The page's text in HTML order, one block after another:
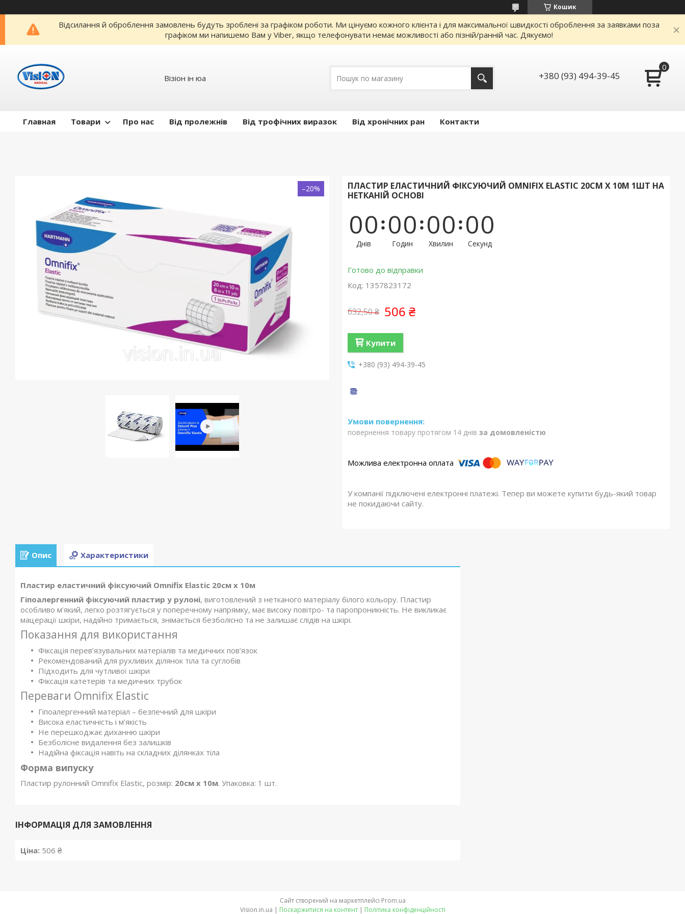
Кошик
Відсилання й оброблення замовлень будуть зроблені за графіком роботи. Ми цінуємо кожного клієнта і для максимальної швидкості оброблення за заявками поза
графіком ми напишемо Вам у Viber, якщо телефонувати немає можливості або пізній/ранній час. Дякуємо!
Візіон ін юа +380 (93) 494-39-45
Главная Товари Про нас Від пролежнів Від трофічних виразок Від хронічних ран Контакти
–20%
ПЛАСТИР ЕЛАСТИЧНИЙ ФІКСУЮЧИЙ OMNIFIX ELASTIC 20СМ Х 10М 1ШТ НА
НЕТКАНІЙ ОСНОВІ
00
Днів
00
Годин
00
Хвилин
00
Секунд
Готово до відправки
Код: 1357823172
632,50 ₴ 506 ₴
Купити
+380 (93) 494-39-45
повернення товару протягом 14 днів за домовленістю
У компанії підключені електронні платежі. Тепер ви можете купити будь-який товар
не покидаючи сайту.
Опис Характеристики
Пластир еластичний фіксуючий Omnifix Elastic 20см х 10м
Гіпоалергенний фіксуючий пластир у рулоні, виготовлений з нетканого матеріалу білого кольору. Пластир
особливо м’який, легко розтягується у поперечному напрямку, має високу повітро- та паропроникність. Не викликає
мацерації шкіри, надійно тримається, знімається безболісно та не залишає слідів на шкірі.
Показання для використання
Фіксація перев’язувальних матеріалів та медичних пов’язок
Рекомендований для рухливих ділянок тіла та суглобів
Підходить для чутливої шкіри
Фіксація катетерів та медичних трубок
Переваги Omnifix Elastic
Гіпоалергенний матеріал – безпечний для шкіри
Висока еластичність і м’якість
Не перешкоджає диханню шкіри
Безболісне видалення без залишків
Надійна фіксація навіть на складних ділянках тіла
Форма випуску
Пластир рулонний Omnifix Elastic, розмір: 20см х 10м. Упаковка: 1 шт.
ІНФОРМАЦІЯ ДЛЯ ЗАМОВЛЕННЯ
Ціна: 506 ₴
Сайт створений на маркетплейсі Prom.ua
Vision.in.ua | Поскаржитися на контент | Політика конфіденційності